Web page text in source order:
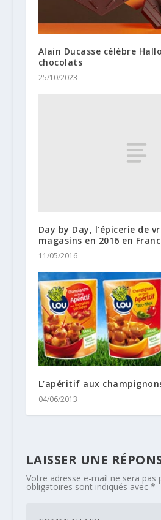
Alain Ducasse célèbre
chocolats
25/10/2023
Day by Day, l’épicerie de
magasins en 2016 en
11/05/2016
L’apéritif aux
04/06/2013
LAISSER UNE
Votre adresse e-mail ne sera pas
obligatoires sont indiqués avec *